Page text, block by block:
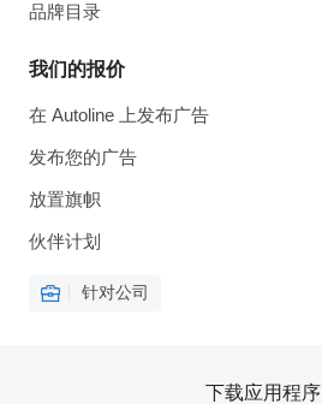
品牌目录
我们的报价
在 Autoline 上发布广告
发布您的广告
放置旗帜
伙伴计划
针对公司
下载应用程序